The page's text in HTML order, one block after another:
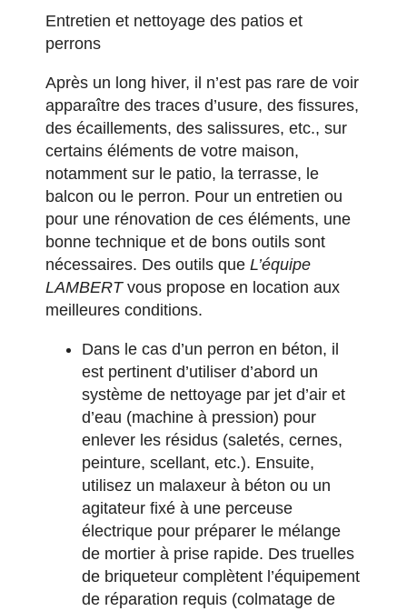
Entretien et nettoyage des patios et
perrons
Après un long hiver, il n’est pas rare de voir
apparaître des traces d’usure, des fissures,
des écaillements, des salissures, etc., sur
certains éléments de votre maison,
notamment sur le patio, la terrasse, le
balcon ou le perron. Pour un entretien ou
pour une rénovation de ces éléments, une
bonne technique et de bons outils sont
nécessaires. Des outils que L’équipe
LAMBERTvous propose en location aux
meilleures conditions.
Dans le cas d’un perron en béton, il
est pertinent d’utiliser d’abord un
système de nettoyage par jet d’air et
d’eau (machine à pression) pour
enlever les résidus (saletés, cernes,
peinture, scellant, etc.). Ensuite,
utilisez un malaxeur à béton ou un
agitateur fixé à une perceuse
électrique pour préparer le mélange
de mortier à prise rapide. Des truelles
de briqueteur complètent l’équipement
de réparation requis (colmatage de